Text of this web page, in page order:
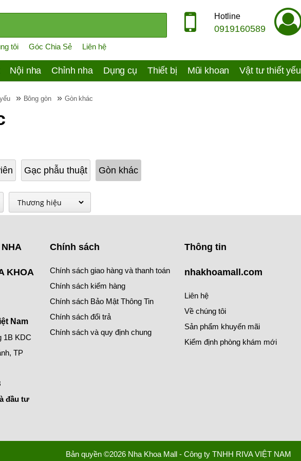
tôi Góc Chia Sẻ Liên hệ
Hotline
0919160589
Nội nha Chỉnh nha Dụng cụ Thiết bị Mũi khoan Vật tư thiết yếu
» Bông gòn » Gòn khác
Gạc phẫu thuật Gòn khác
KHOA
Nam
1B KDC
TP
đầu tư
Chính sách
Chính sách giao hàng và thanh toán
Chính sách kiểm hàng
Chính sách Bảo Mật Thông Tin
Chính sách đổi trả
Chính sách và quy định chung
Thông tin
nhakhoamall.com
Liên hệ
Về chúng tôi
Sản phẩm khuyến mãi
Kiểm định phòng khám mới
Bản quyền ©2026 Nha Khoa Mall - Công ty TNHH RIVA VIỆT NAM